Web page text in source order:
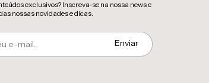
exclusivos? Inscreva-se na nossa news e
nossas novidades e dicas.